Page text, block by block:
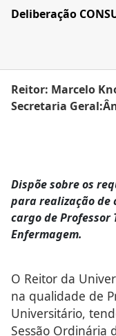
Deliberação
Reitor: Marcelo
Secretaria
Dispõe sobre os
para realização de
cargo de
Enfermagem.
O Reitor da
na qualidade de
Universitário,
Sessão Ordinária